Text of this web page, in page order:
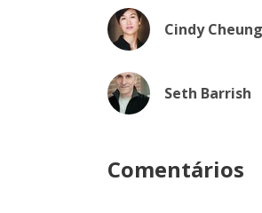
Cindy Cheung
Seth Barrish
Comentários